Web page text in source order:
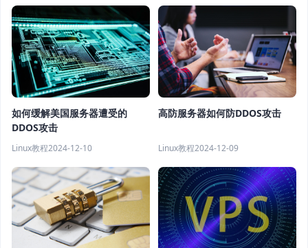
如何缓解美国服务器遭受的
DDOS攻击
Linux教程2024-12-10
高防服务器如何防DDOS攻击
Linux教程2024-12-09